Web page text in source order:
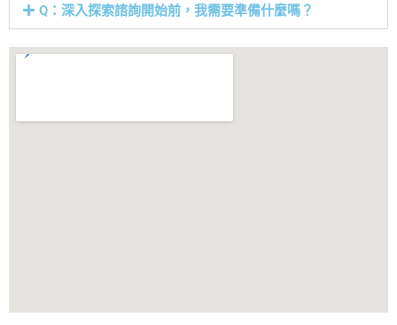
Q：深入探索諮詢開始前，我需要準備什麼嗎？